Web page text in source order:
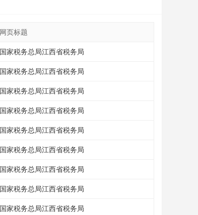
网页标题
国家税务总局江西省税务局
国家税务总局江西省税务局
国家税务总局江西省税务局
国家税务总局江西省税务局
国家税务总局江西省税务局
国家税务总局江西省税务局
国家税务总局江西省税务局
国家税务总局江西省税务局
国家税务总局江西省税务局